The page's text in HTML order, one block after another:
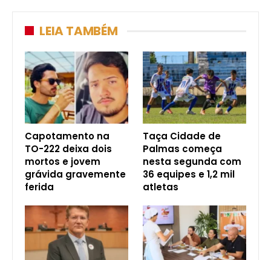
LEIA TAMBÉM
Capotamento na
TO-222 deixa dois
mortos e jovem
grávida gravemente
ferida
Taça Cidade de
Palmas começa
nesta segunda com
36 equipes e 1,2 mil
atletas